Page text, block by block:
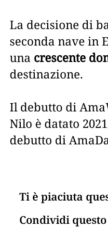
La decisione di
seconda nave in
una crescente
destinazione.
Il debutto di
Nilo è datato
debutto di
Ti è piaciuta
Condividi